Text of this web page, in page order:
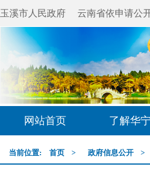
玉溪市人民政府 云南省依申请公
网站首页 了解华宁
当前位置: 首页 > 政府信息公开 >